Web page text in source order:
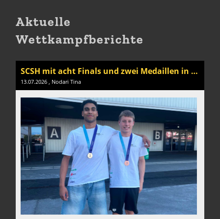
Aktuelle
Wettkampfberichte
SCSH mit acht Finals und zwei Medaillen in Lausanne
13.07.2026 , Nodari Tina